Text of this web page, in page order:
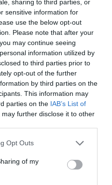
sharing to third parties, or
sensitive information for
use the below opt-out
Please note that after your
may continue seeing
information utilized by
to third parties prior to
opt-out of the further
by third parties on the
This information may
parties on the IAB’s List of
may further disclose it to other
Opt Outs
of my